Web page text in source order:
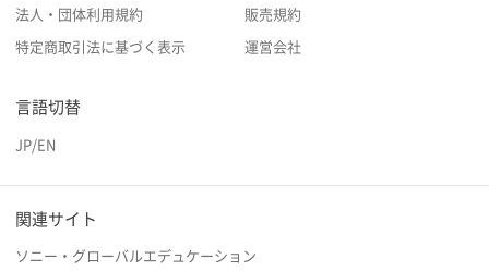
法人・団体利用規約 販売規約
特定商取引法に基づく表示 運営会社
言語切替
JP/EN
関連サイト
ソニー・グローバルエデュケーション